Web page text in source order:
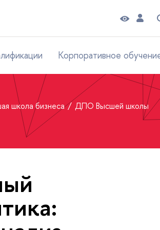
Корпоративное
школа бизнеса
ДПО Высшей школы